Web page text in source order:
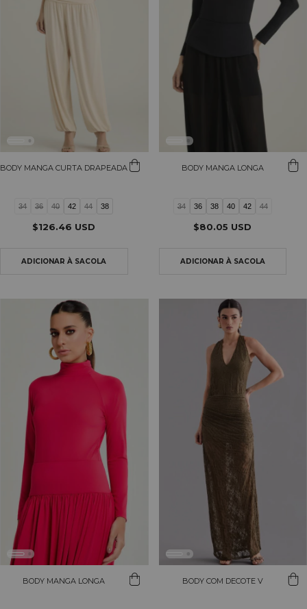
BODY MANGA CURTA DRAPEADA
34 36 40 42 44 38
$126.46 USD
BODY MANGA LONGA
34 36 38 40 42 44
$80.05 USD
BODY MANGA LONGA BODY COM DECOTE V